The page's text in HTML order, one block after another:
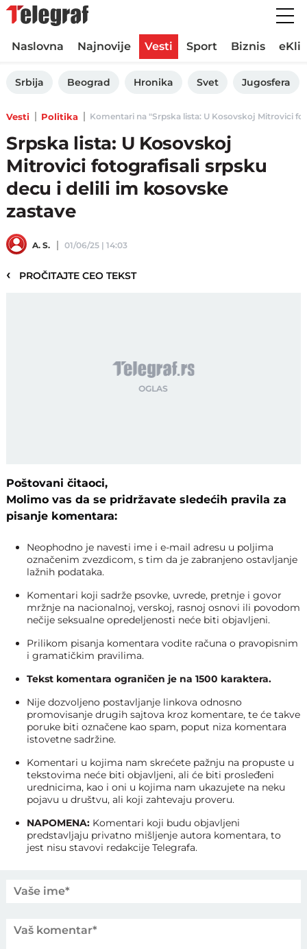
Naslovna Najnovije Vesti Sport Biznis
Srbija Beograd Hronika Svet Jugosfera
Vesti Politika Komentari na "Srpska lista: U Kosovskoj Mitrovici
Srpska lista: U Kosovskoj
Mitrovici fotografisali srpsku
decu i delili im kosovske
zastave
A. S. 01/06/25 | 14:03
‹ PROČITAJTE CEO TEKST
Poštovani čitaoci,
Molimo vas da se pridržavate sledećih pravila za
pisanje komentara:
Neophodno je navesti ime i e-mail adresu u poljima
označenim zvezdicom, s tim da je zabranjeno ostavljanje
lažnih podataka.
Komentari koji sadrže psovke, uvrede, pretnje i govor
mržnje na nacionalnoj, verskoj, rasnoj osnovi ili povodom
nečije seksualne opredeljenosti neće biti objavljeni.
Prilikom pisanja komentara vodite računa o pravopisnim
i gramatičkim pravilima.
Tekst komentara ograničen je na 1500 karaktera.
Nije dozvoljeno postavljanje linkova odnosno
promovisanje drugih sajtova kroz komentare, te će takve
poruke biti označene kao spam, poput niza komentara
istovetne sadržine.
Komentari u kojima nam skrećete pažnju na propuste u
tekstovima neće biti objavljeni, ali će biti prosleđeni
urednicima, kao i oni u kojima nam ukazujete na neku
pojavu u društvu, ali koji zahtevaju proveru.
NAPOMENA: Komentari koji budu objavljeni
predstavljaju privatno mišljenje autora komentara, to
jest nisu stavovi redakcije Telegrafa.